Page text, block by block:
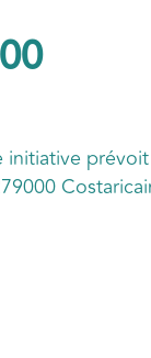
initiative